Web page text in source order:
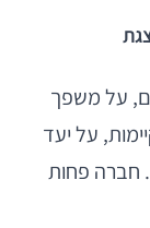
על משפך
על יעד
חברה פחות